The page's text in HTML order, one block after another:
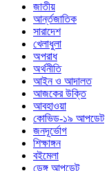
জাতীয়
আর্ন্তজাতিক
সারাদেশ
খেলাধুলা
অপরাধ
অর্থনীতি
আইন ও আদালত
আজকের উক্তি
আবহাওয়া
কোভিড-১৯ আপডেট
জনদূর্ভোগ
শিক্ষাঙ্গন
বইমেলা
ডেঙ্গু আপডেট